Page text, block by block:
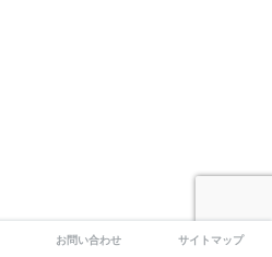
お問い合わせ サイトマップ